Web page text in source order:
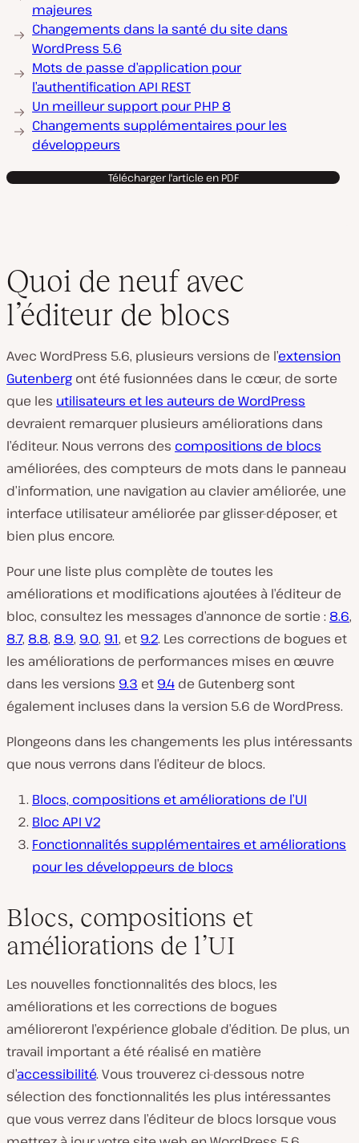
majeures
Changements dans la santé du site dans
WordPress 5.6
Mots de passe d’application pour
l’authentification API REST
Un meilleur support pour PHP 8
Changements supplémentaires pour les
développeurs
Télécharger l'article en PDF
Quoi de neuf avec
l’éditeur de blocs
Avec WordPress 5.6, plusieurs versions de l’extension
Gutenberg ont été fusionnées dans le cœur, de sorte
que les utilisateurs et les auteurs de WordPress
devraient remarquer plusieurs améliorations dans
l’éditeur. Nous verrons des compositions de blocs
améliorées, des compteurs de mots dans le panneau
d’information, une navigation au clavier améliorée, une
interface utilisateur améliorée par glisser-déposer, et
bien plus encore.
Pour une liste plus complète de toutes les
améliorations et modifications ajoutées à l’éditeur de
bloc, consultez les messages d’annonce de sortie : 8.6,
8.7, 8.8, 8.9, 9.0, 9.1, et 9.2. Les corrections de bogues et
les améliorations de performances mises en œuvre
dans les versions 9.3 et 9.4 de Gutenberg sont
également incluses dans la version 5.6 de WordPress.
Plongeons dans les changements les plus intéressants
que nous verrons dans l’éditeur de blocs.
Blocs, compositions et améliorations de l’UI
Bloc API V2
Fonctionnalités supplémentaires et améliorations
pour les développeurs de blocs
Blocs, compositions et
améliorations de l’UI
Les nouvelles fonctionnalités des blocs, les
améliorations et les corrections de bogues
amélioreront l’expérience globale d’édition. De plus, un
travail important a été réalisé en matière
d’accessibilité. Vous trouverez ci-dessous notre
sélection des fonctionnalités les plus intéressantes
que vous verrez dans l’éditeur de blocs lorsque vous